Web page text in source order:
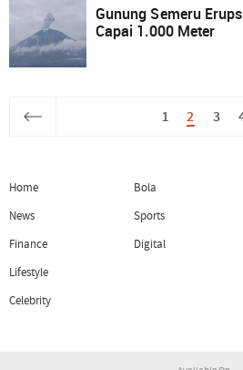
Gunung Semeru
Capai 1.000 Meter
1 2 3
Home
News
Finance
Lifestyle
Celebrity
Bola
Sports
Digital